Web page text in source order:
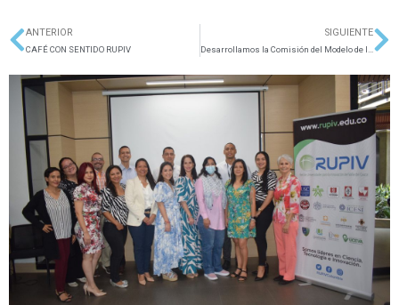
Ant
ANTERIOR
CAFÉ CON SENTIDO RUPIV
SIGUIENTE
Desarrollamos la Comisión del Modelo de Impacto para la RUPIV.